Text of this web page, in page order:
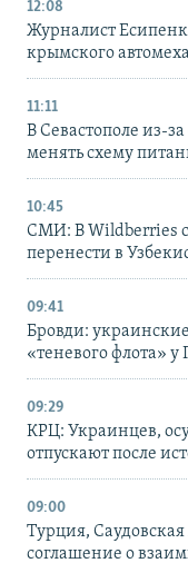
12:08
Журналист
крымского
11:11
В Севастополе из-
менять схему
10:45
СМИ: В Wildberries
перенести в
09:41
Бровди:
«теневого флота»
09:29
КРЦ: Украинцев,
отпускают после
09:00
Турция,
соглашение о